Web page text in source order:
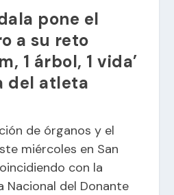
pone el
a su reto
1 árbol, 1 vida’
del atleta
de órganos y el
miércoles en San
con la
Nacional del Donante